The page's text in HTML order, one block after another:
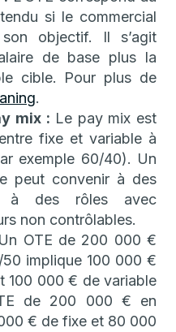
si le commercial
objectif. Il s’agit
de base plus la
cible. Pour plus de
.
mix : Le pay mix est
fixe et variable à
exemple 60/40). Un
peut convenir à des
à des rôles avec
non contrôlables.
Un OTE de 200 000 €
implique 100 000 €
100 000 € de variable
de 200 000 € en
€ de fixe et 80 000